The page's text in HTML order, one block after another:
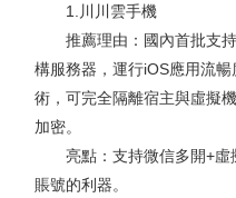
1.川川雲手機
推薦理由：國內首批支持
構服務器，運行iOS應用流
術，可完全隔離宿主與虛擬
加密。
亮點：支持微信多開+虛
賬號的利器。